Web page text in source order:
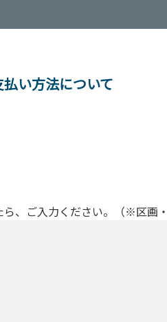
い方法について
、ご入力ください。（※区画